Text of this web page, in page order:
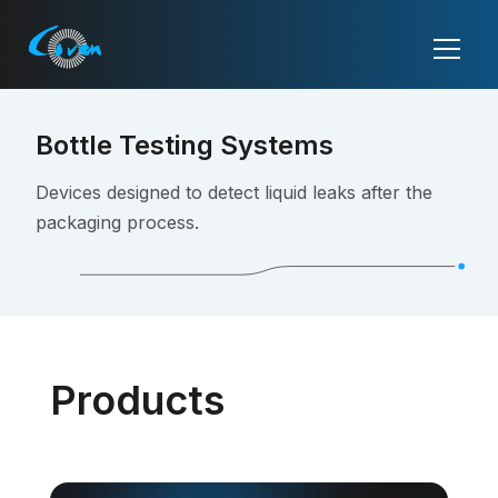
Bottle Testing Systems
Devices designed to detect liquid leaks after the
packaging process.
Products